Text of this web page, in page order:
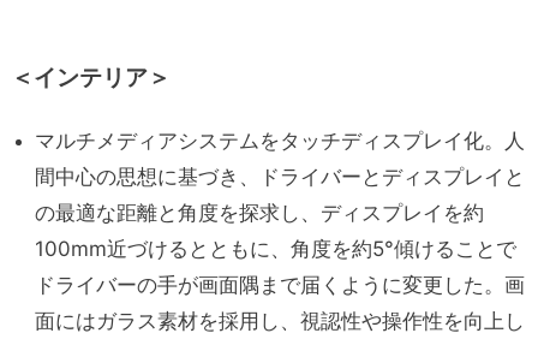
＜インテリア＞
マルチメディアシステムをタッチディスプレイ化。人
間中心の思想に基づき、ドライバーとディスプレイと
の最適な距離と角度を探求し、ディスプレイを約
100mm近づけるとともに、角度を約5°傾けることで
ドライバーの手が画面隅まで届くように変更した。画
面にはガラス素材を採用し、視認性や操作性を向上し